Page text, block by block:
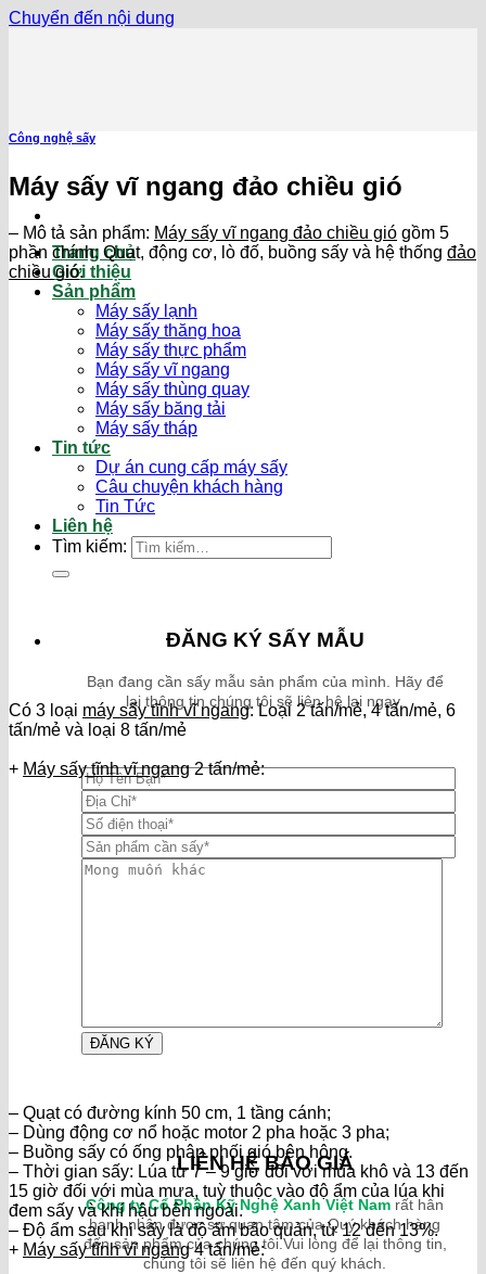
Chuyển đến nội dung
Trang chủ
Giới thiệu
Sản phẩm
Máy sấy lạnh
Máy sấy thăng hoa
Máy sấy thực phẩm
Máy sấy vĩ ngang
Máy sấy thùng quay
Máy sấy băng tải
Máy sấy tháp
Tin tức
Dự án cung cấp máy sấy
Câu chuyện khách hàng
Tin Tức
Liên hệ
Tìm kiếm:
ĐĂNG KÝ SẤY MẪU
Bạn đang cần sấy mẫu sản phẩm của mình. Hãy để
lại thông tin chúng tôi sẽ liên hệ lại ngay.
LIÊN HỆ BÁO GIÁ
Công ty Cổ Phần Kỹ Nghệ Xanh Việt Nam rất hân
hạnh nhận được sự quan tâm của Quý khách hàng
đến sản phẩm của chúng tôi.Vui lòng để lại thông tin,
chúng tôi sẽ liên hệ đến quý khách.
Công nghệ sấy
Máy sấy vĩ ngang đảo chiều gió
– Mô tả sản phẩm: Máy sấy vĩ ngang đảo chiều gió gồm 5
phần chính: Quạt, động cơ, lò đố, buồng sấy và hệ thống đảo
chiều gió.
Có 3 loại máy sấy tĩnh vĩ ngang: Loại 2 tấn/mẻ, 4 tấn/mẻ, 6
tấn/mẻ và loại 8 tấn/mẻ
+ Máy sấy tĩnh vĩ ngang2 tấn/mẻ:
– Quạt có đường kính 50 cm, 1 tầng cánh;
– Dùng động cơ nổ hoặc motor 2 pha hoặc 3 pha;
– Buồng sấy có ống phân phối gió bên hông.
– Thời gian sấy: Lúa từ 7 – 9 giờ đối với mùa khô và 13 đến
15 giờ đối với mùa mưa, tuỳ thuộc vào độ ẩm của lúa khi
đem sấy và khí hậu bên ngoài.
– Độ ẩm sau khi sấy là độ ẩm bảo quản, từ 12 đến 13%.
+ Máy sấy tĩnh vĩ ngang4 tấn/mẻ: